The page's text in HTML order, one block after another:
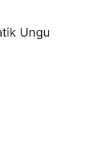
Ungu